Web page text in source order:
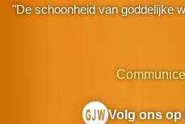
"De schoonheid van goddelijke
Volg ons op